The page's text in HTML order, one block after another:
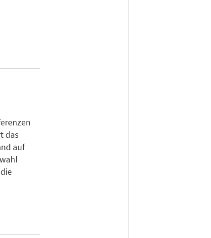
das
auf